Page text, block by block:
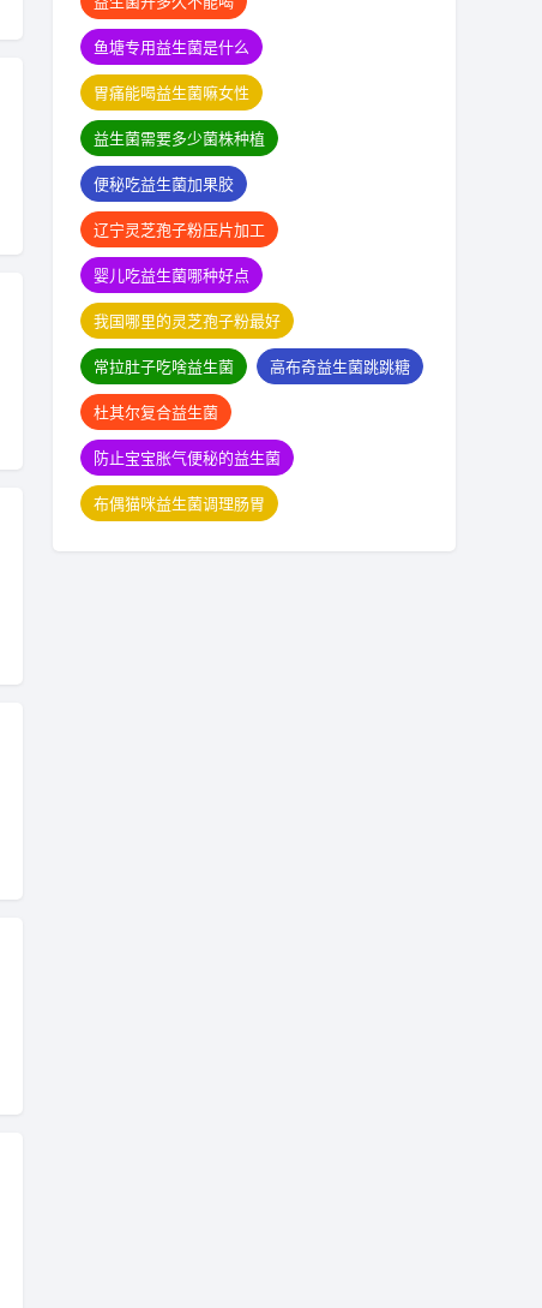
鱼塘专用益生菌是什么
胃痛能喝益生菌嘛女性
益生菌需要多少菌株种植
便秘吃益生菌加果胶
辽宁灵芝孢子粉压片加工
婴儿吃益生菌哪种好点
我国哪里的灵芝孢子粉最好
常拉肚子吃啥益生菌
高布奇益生菌跳跳糖
杜其尔复合益生菌
防止宝宝胀气便秘的益生菌
布偶猫咪益生菌调理肠胃